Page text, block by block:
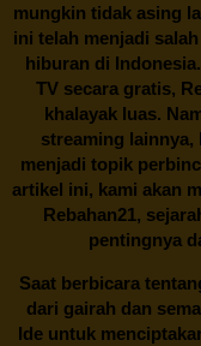
mungkin tidak asing
ini telah menjadi
hiburan di
TV secara gratis,
khalayak luas.
streaming
menjadi topik
artikel ini, kami akan
Rebahan21,
pentingnya
Saat berbicara
dari gairah dan
Ide untuk